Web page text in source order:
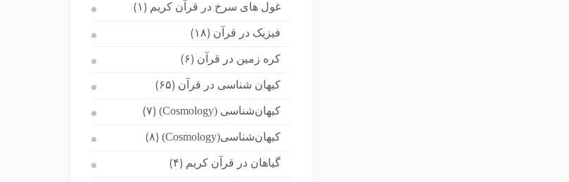
غول های سرخ در قرآن کریم (۱)
فیزیک در قرآن (۱۸)
کره زمین در قرآن (۶)
کیهان شناسی در قرآن (۶۵)
کیهان‌شناسی (Cosmology) (۷)
کیهان‌شناسی(Cosmology) (۸)
گیاهان در قرآن کریم (۴)